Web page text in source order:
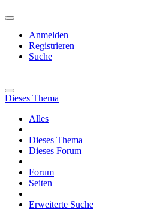
Anmelden
Registrieren
Suche
Dieses Thema
Alles
Dieses Thema
Dieses Forum
Forum
Seiten
Erweiterte Suche